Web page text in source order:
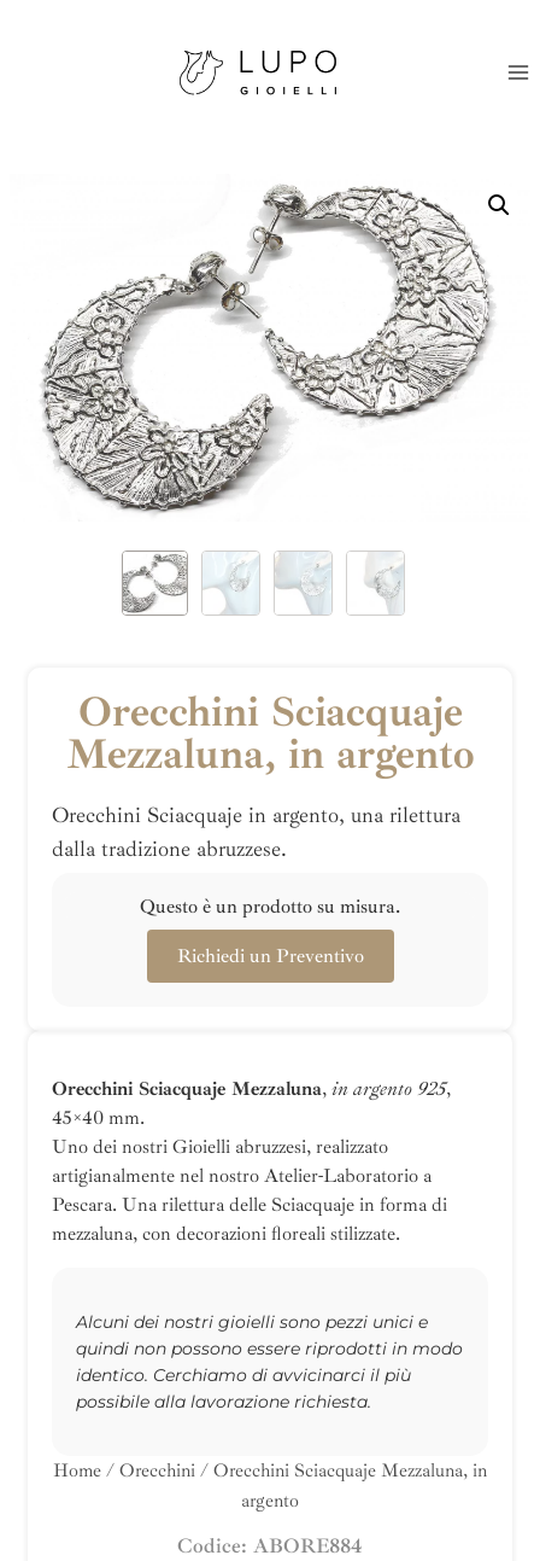
Orecchini Sciacquaje
Mezzaluna, in argento
Orecchini Sciacquaje in argento, una rilettura
dalla tradizione abruzzese.
Questo è un prodotto su misura.
Richiedi un Preventivo
Orecchini Sciacquaje Mezzaluna, in argento 925,
45×40 mm.
Uno dei nostri Gioielli abruzzesi, realizzato
artigianalmente nel nostro Atelier-Laboratorio a
Pescara. Una rilettura delle Sciacquaje in forma di
mezzaluna, con decorazioni floreali stilizzate.
Alcuni dei nostri gioielli sono pezzi unici e
quindi non possono essere riprodotti in modo
identico. Cerchiamo di avvicinarci il più
possibile alla lavorazione richiesta.
Home / Orecchini / Orecchini Sciacquaje Mezzaluna, in
argento
Codice: ABORE884